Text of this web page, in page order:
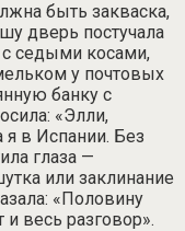
быть закваска,
дверь постучала
седыми косами,
у почтовых
банку с
«Элли,
я в Испании. Без
глаза —
или заклинание
«Половину
весь разговор».